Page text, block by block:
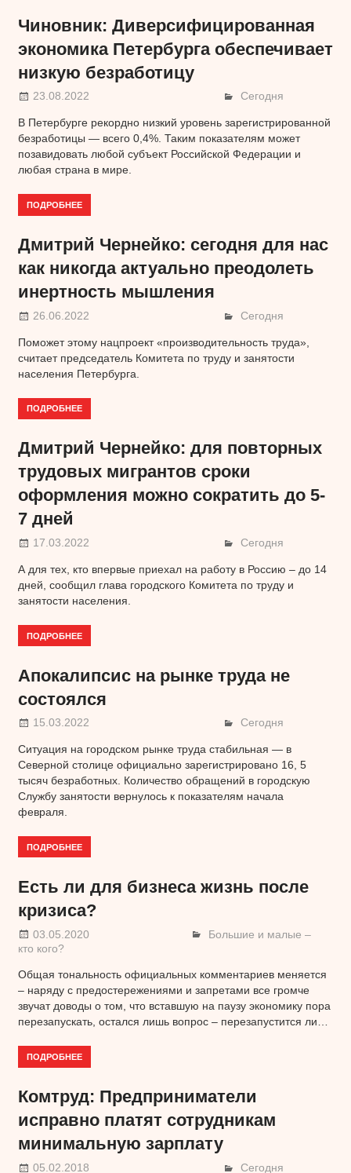
Чиновник: Диверсифицированная
экономика Петербурга обеспечивает
низкую безработицу
23.08.2022 Сегодня
В Петербурге рекордно низкий уровень зарегистрированной
безработицы — всего 0,4%. Таким показателям может
позавидовать любой субъект Российской Федерации и
любая страна в мире.
ПОДРОБНЕЕ
Дмитрий Чернейко: сегодня для нас
как никогда актуально преодолеть
инертность мышления
26.06.2022 Сегодня
Поможет этому нацпроект «производительность труда»,
считает председатель Комитета по труду и занятости
населения Петербурга.
ПОДРОБНЕЕ
Дмитрий Чернейко: для повторных
трудовых мигрантов сроки
оформления можно сократить до 5-
7 дней
17.03.2022 Сегодня
А для тех, кто впервые приехал на работу в Россию – до 14
дней, сообщил глава городского Комитета по труду и
занятости населения.
ПОДРОБНЕЕ
Апокалипсис на рынке труда не
состоялся
15.03.2022 Сегодня
Ситуация на городском рынке труда стабильная — в
Северной столице официально зарегистрировано 16, 5
тысяч безработных. Количество обращений в городскую
Службу занятости вернулось к показателям начала
февраля.
ПОДРОБНЕЕ
Есть ли для бизнеса жизнь после
кризиса?
03.05.2020
Большие и малые –
кто кого?
Общая тональность официальных комментариев меняется
– наряду с предостережениями и запретами все громче
звучат доводы о том, что вставшую на паузу экономику пора
перезапускать, остался лишь вопрос – перезапустится ли…
ПОДРОБНЕЕ
Комтруд: Предприниматели
исправно платят сотрудникам
минимальную зарплату
05.02.2018 Сегодня